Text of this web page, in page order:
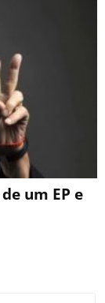
um EP e